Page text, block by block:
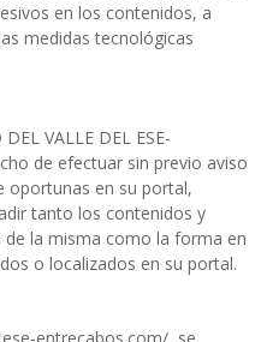
en los contenidos, a
medidas tecnológicas
VALLE DEL ESE-
de efectuar sin previo aviso
oportunas en su portal,
tanto los contenidos y
de la misma como la forma en
o localizados en su portal.